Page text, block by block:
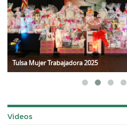
Tulsa Mujer Trabajadora 2025
Videos